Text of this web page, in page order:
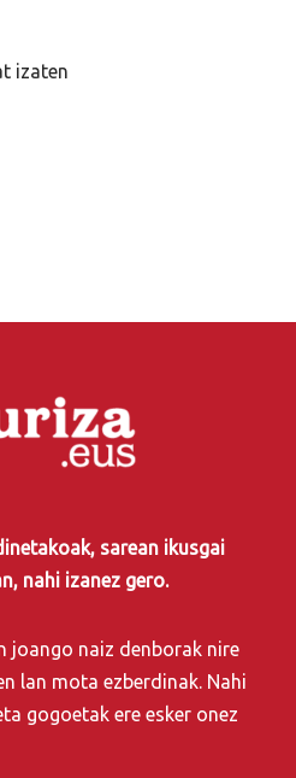
izaten
sarean ikusgai
nahi izanez gero.
joango naiz denborak nire
lan mota ezberdinak. Nahi
gogoetak ere esker onez